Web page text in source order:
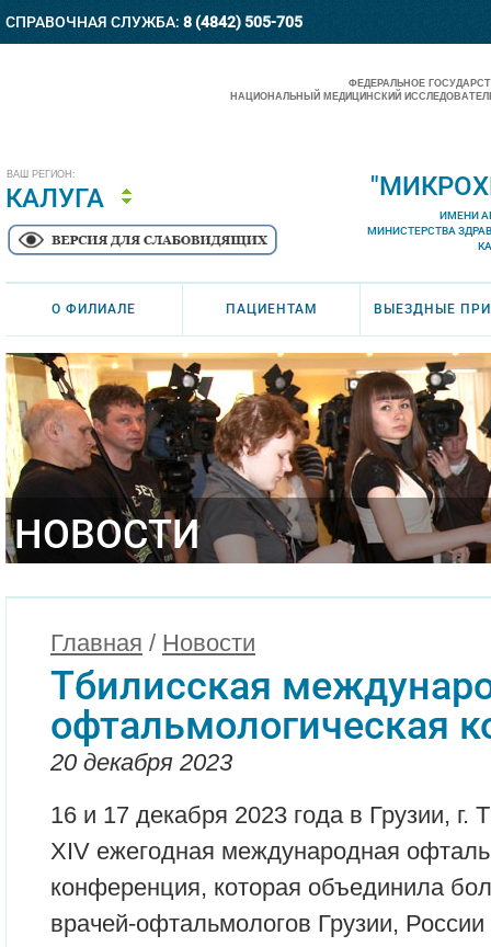
СПРАВОЧНАЯ СЛУЖБА: 8 (4842) 505-705
ВАШ РЕГИОН:
КАЛУГА
ФЕДЕРАЛЬНОЕ
НАЦИОНАЛЬНЫЙ МЕДИЦИНСКИЙ
ИМЕНИ
МИНИСТЕРСТВА
О ФИЛИАЛЕ ПАЦИЕНТАМ ВЫЕЗДНЫЕ
НОВОСТИ
Главная / Новости
Тбилисская
офтальмологическая
20 декабря 2023
16 и 17 декабря 2023 года в Грузии, г.
XIV ежегодная международная
конференция, которая объединила
врачей-офтальмологов Грузии,